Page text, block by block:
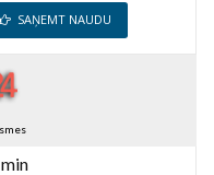
SAŅEMT NAUDU